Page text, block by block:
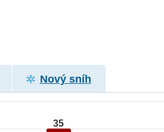
Nový sníh
35